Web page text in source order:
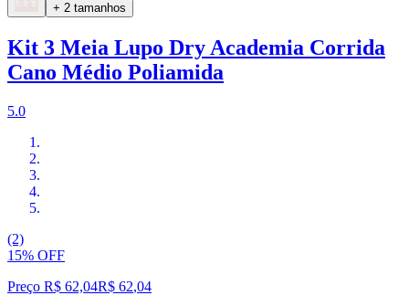
+ 2 tamanhos
Kit 3 Meia Lupo Dry Academia Corrida
Cano Médio Poliamida
5.0
(2)
15% OFF
Preço R$ 62,04R$ 62,04